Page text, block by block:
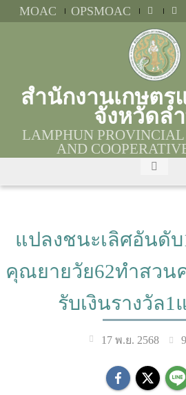
MOAC OPSMOAC
สำนักงานเกษต
จังหวัดล
LAMPHUN
AND
แปลงชนะเลิศอันดับ
คุณยายวัย62ทำสวน
รับเงินรางวัล
17 พ.ย. 2568